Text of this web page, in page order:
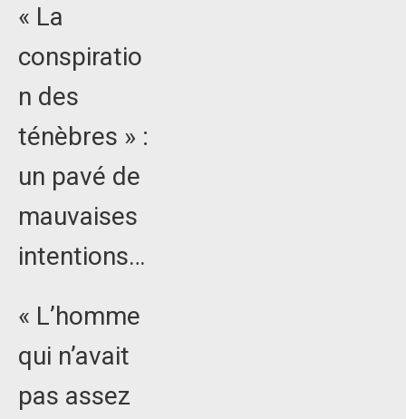
« La
conspiratio
n des
ténèbres » :
un pavé de
mauvaises
intentions…
« L’homme
qui n’avait
pas assez